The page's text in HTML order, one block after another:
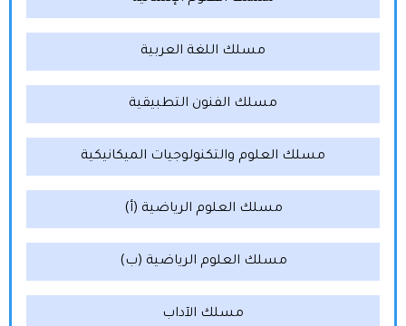
مسلك اللغة العربية
مسلك الفنون التطبيقية
مسلك العلوم والتكنولوجيات الميكانيكية
مسلك العلوم الرياضية (أ)
مسلك العلوم الرياضية (ب)
مسلك الآداب